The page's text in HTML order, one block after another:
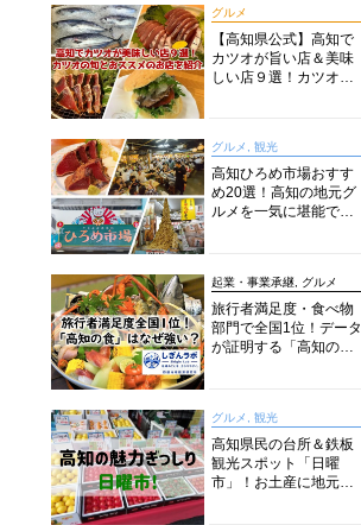
グルメ
【高知県公式】高知で
カツオが旨い店＆美味
しい店９選！カツオの
グルメ, 観光
高知ひろめ市場おすす
め20選！高知の地元グ
ルメを一気に堪能でき
起業・事業承継, グルメ
旅行者満足度・食べ物
部門で全国1位！データ
が証明する「高知の
グルメ, 観光
高知県民の台所＆鉄板
観光スポット「日曜
市」！お土産に地元野